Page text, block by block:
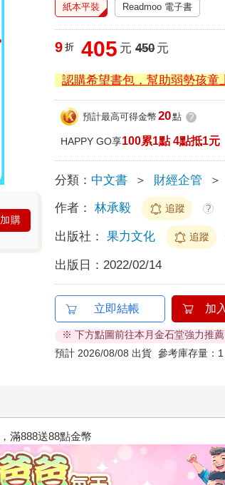
加購
紙本平裝 Readmoo 電子書
9 折 405 元 450元
認購希望書包，幫助弱勢孩童
預計最高可得金幣 20點 ?
HAPPY GO享100累1點 4點抵1元
分類： 中文書 ＞ 財經企管 ＞
作者： 林承毅 追蹤 ?
出版社： 果力文化 追蹤
出版日： 2022/02/14
立即結帳 加
※ 下方點圖前往本月金石堂強力推薦
預計 2026/08/08 出貨 參考庫存量